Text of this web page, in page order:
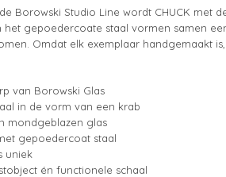
Borowski Studio Line wordt CHUCK met
het gepoedercoate staal vormen samen
Omdat elk exemplaar handgemaakt
van Borowski Glas
in de vorm van een krab
mondgeblazen glas
gepoedercoat staal
uniek
én functionele schaal